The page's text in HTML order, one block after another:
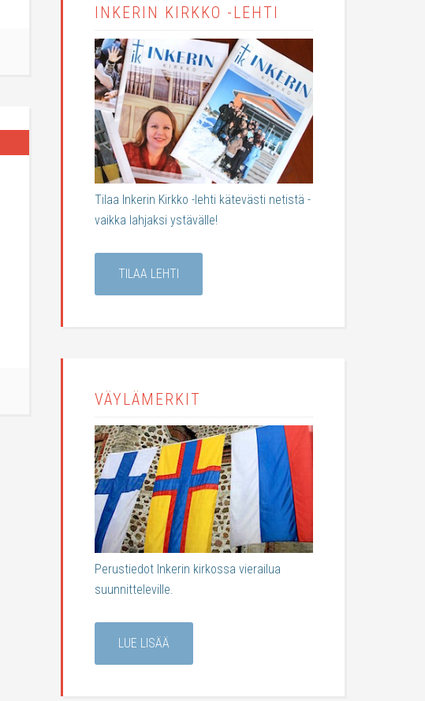
INKERIN KIRKKO -LEHTI
Tilaa Inkerin Kirkko -lehti kätevästi netistä -
vaikka lahjaksi ystävälle!
TILAA LEHTI
VÄYLÄMERKIT
Perustiedot Inkerin kirkossa vierailua
suunnitteleville.
LUE LISÄÄ